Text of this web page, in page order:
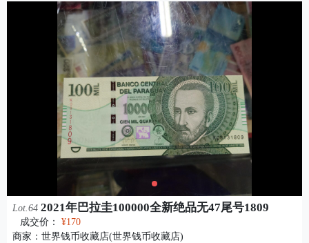
Lot.64 2021年巴拉圭100000全新绝品无47尾号1809
成交价： ¥170
商家： 世界钱币收藏店(世界钱币收藏店)